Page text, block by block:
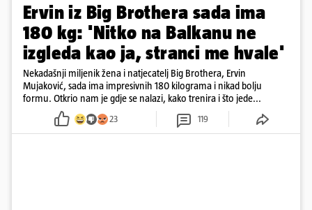
Ervin iz Big Brothera sada ima
180 kg: 'Nitko na Balkanu ne
izgleda kao ja, stranci me hvale'
Nekadašnji miljenik žena i natjecatelj Big Brothera, Ervin
Mujaković, sada ima impresivnih 180 kilograma i nikad bolju
formu. Otkrio nam je gdje se nalazi, kako trenira i što jede...
23 119